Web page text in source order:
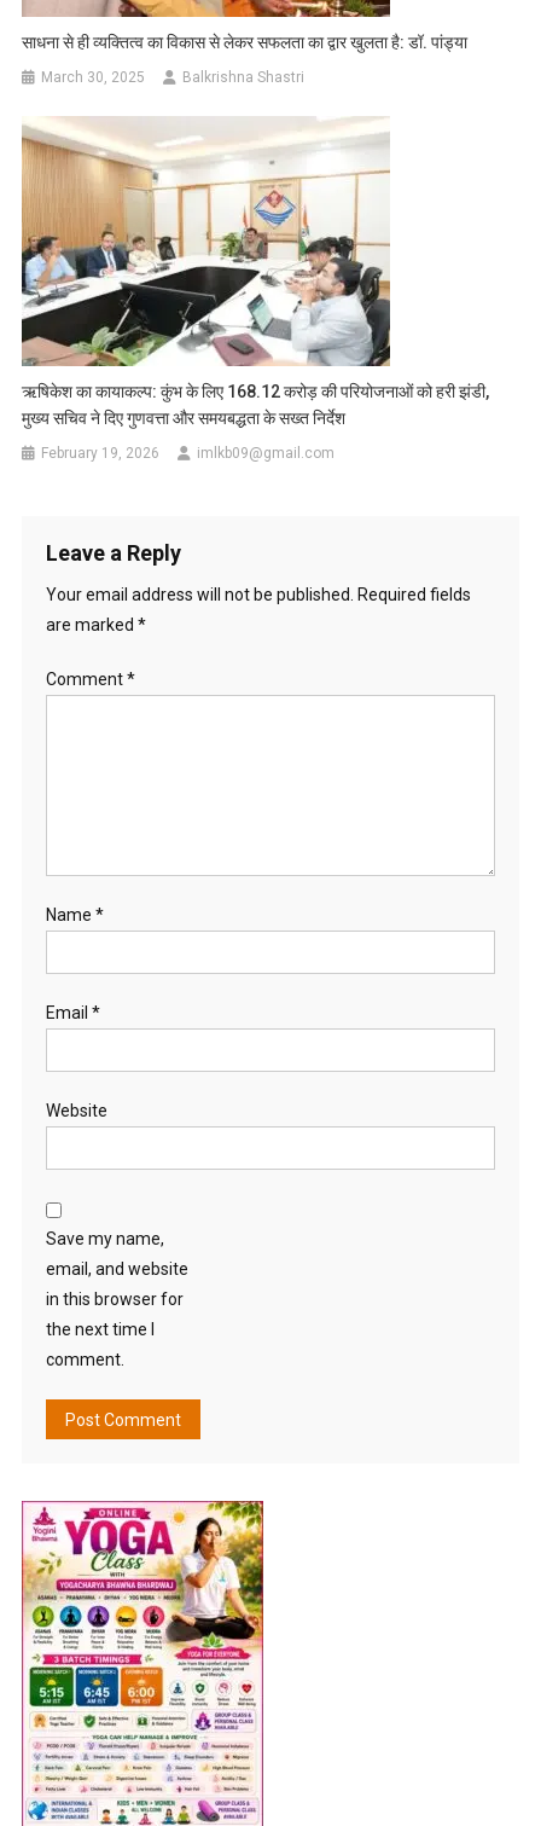
साधना से ही व्यक्तित्व का विकास से लेकर सफलता का द्वार खुलता है: डॉ. पांड्या
March 30, 2025 Balkrishna Shastri
ऋषिकेश का कायाकल्प: कुंभ के लिए 168.12 करोड़ की परियोजनाओं को हरी झंडी,
मुख्य सचिव ने दिए गुणवत्ता और समयबद्धता के सख्त निर्देश
February 19, 2026 imlkb09@gmail.com
Leave a Reply
Your email address will not be published.
Required fields
are marked *
Comment*
Name *
Email *
Website
Save my name,
email, and website
in this browser for
the next time I
comment.